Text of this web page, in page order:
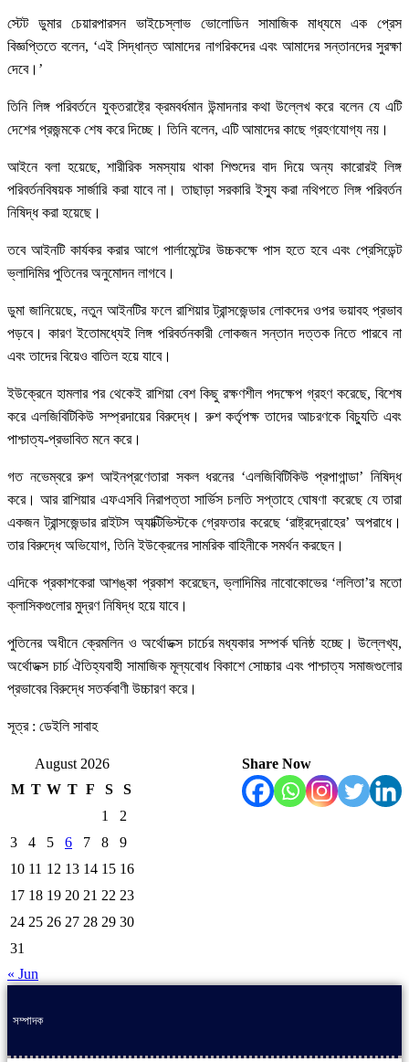
স্টেট ডুমার চেয়ারপারসন ভাইচেস্লাভ ভোলোডিন সামাজিক মাধ্যমে এক প্রেস
বিজ্ঞপ্তিতে বলেন, ‘এই সিদ্ধান্ত আমাদের নাগরিকদের এবং আমাদের সন্তানদের সুরক্ষা
দেবে।’
তিনি লিঙ্গ পরিবর্তনে যুক্তরাষ্ট্রে ক্রমবর্ধমান উন্মাদনার কথা উল্লেখ করে বলেন যে এটি
দেশের প্রজন্মকে শেষ করে দিচ্ছে। তিনি বলেন, এটি আমাদের কাছে গ্রহণযোগ্য নয়।
আইনে বলা হয়েছে, শারীরিক সমস্যায় থাকা শিশুদের বাদ দিয়ে অন্য কারোরই লিঙ্গ
পরিবর্তনবিষয়ক সার্জারি করা যাবে না। তাছাড়া সরকারি ইস্যু করা নথিপতে লিঙ্গ পরিবর্তন
নিষিদ্ধ করা হয়েছে।
তবে আইনটি কার্যকর করার আগে পার্লামেন্টের উচ্চকক্ষে পাস হতে হবে এবং প্রেসিডেন্ট
ভ্লাদিমির পুতিনের অনুমোদন লাগবে।
ডুমা জানিয়েছে, নতুন আইনটির ফলে রাশিয়ার ট্রান্সজেন্ডার লোকদের ওপর ভয়াবহ প্রভাব
পড়বে। কারণ ইতোমধ্যেই লিঙ্গ পরিবর্তনকারী লোকজন সন্তান দত্তক নিতে পারবে না
এবং তাদের বিয়েও বাতিল হয়ে যাবে।
ইউক্রেনে হামলার পর থেকেই রাশিয়া বেশ কিছু রক্ষণশীল পদক্ষেপ গ্রহণ করেছে, বিশেষ
করে এলজিবিটিকিউ সম্প্রদায়ের বিরুদ্ধে। রুশ কর্তৃপক্ষ তাদের আচরণকে বিচ্যুতি এবং
পাশ্চাত্য-প্রভাবিত মনে করে।
গত নভেম্বরে রুশ আইনপ্রণেতারা সকল ধরনের ‘এলজিবিটিকিউ প্রপাগান্ডা’ নিষিদ্ধ
করে। আর রাশিয়ার এফএসবি নিরাপত্তা সার্ভিস চলতি সপ্তাহে ঘোষণা করেছে যে তারা
একজন ট্রান্সজেন্ডার রাইটস অ্যাক্টিভিস্টকে গ্রেফতার করেছে ‘রাষ্ট্রদ্রোহের’ অপরাধে।
তার বিরুদ্ধে অভিযোগ, তিনি ইউক্রেনের সামরিক বাহিনীকে সমর্থন করছেন।
এদিকে প্রকাশকেরা আশঙ্কা প্রকাশ করেছেন, ভ্লাদিমির নাবোকোভের ‘ললিতা’র মতো
ক্লাসিকগুলোর মুদ্রণ নিষিদ্ধ হয়ে যাবে।
পুতিনের অধীনে ক্রেমলিন ও অর্থোডক্স চার্চের মধ্যকার সম্পর্ক ঘনিষ্ঠ হচ্ছে। উল্লেখ্য,
অর্থোডক্স চার্চ ঐতিহ্যবাহী সামাজিক মূল্যবোধ বিকাশে সোচ্চার এবং পাশ্চাত্য সমাজগুলোর
প্রভাবের বিরুদ্ধে সতর্কবাণী উচ্চারণ করে।
সূত্র : ডেইলি সাবাহ
Share Now
August 2026
M T W T F S
S
1
2
3
4 5 6 7 8
9
10 11 12 13 14 15 16
17 18 19 20 21 22 23
24 25 26 27 28 29 30
31
« Jun
সম্পাদক